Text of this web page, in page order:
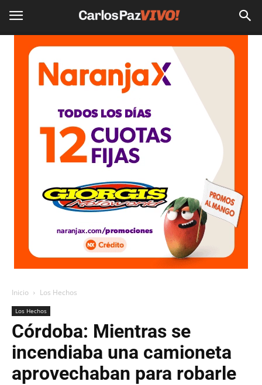
Inicio Los Hechos
Los Hechos
Córdoba: Mientras se
incendiaba una camioneta
aprovechaban para robarle